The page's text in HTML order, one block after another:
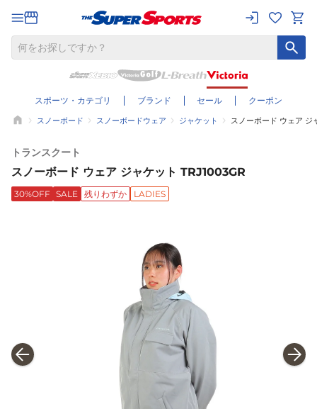
スポーツ・カテゴリ ブランド セール クーポン
スノーボード スノーボードウェア ジャケット スノーボード ウェア ジ
トランスクート
スノーボード ウェア ジャケット TRJ1003GR
30%OFF SALE 残りわずか LADIES